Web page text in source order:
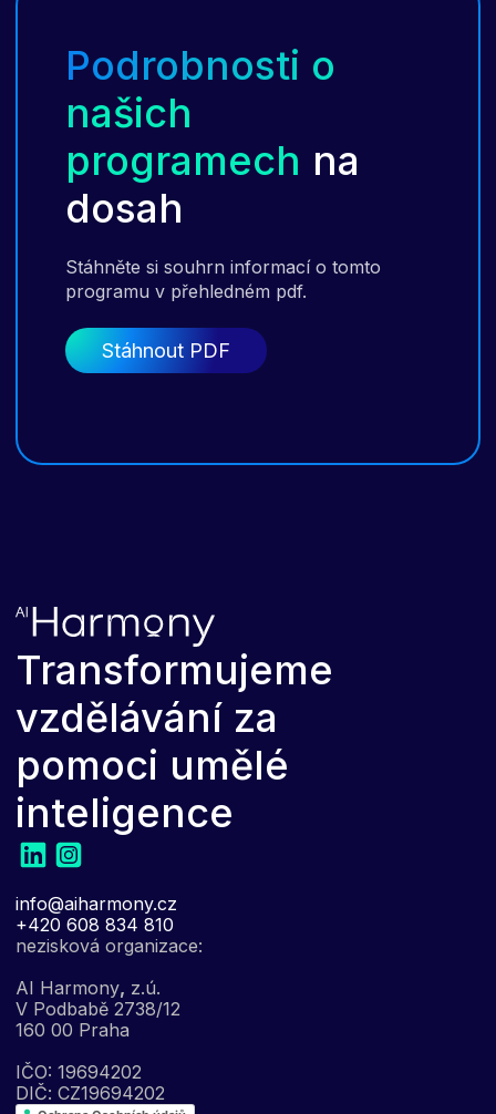
Podrobnosti o
našich
programech na
dosah
Stáhněte si souhrn informací o tomto
programu v přehledném pdf.
Stáhnout PDF
Transformujeme
vzdělávání za
pomoci umělé
inteligence
info@aiharmony.cz
+420 608 834 810
nezisková organizace:
AI Harmony, z.ú.
V Podbabě 2738/12
160 00 Praha
IČO: 19694202
DIČ: CZ19694202